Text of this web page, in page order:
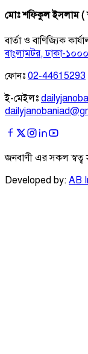
মোঃ শফিকুল ইসলাম (
বার্তা ও বাণিজ্যিক
বাংলামটর, ঢাকা-
ফোনঃ 02-44615293
ই-মেইলঃ
জনবাণী এর সকল স্বত্ব
Developed by: AB